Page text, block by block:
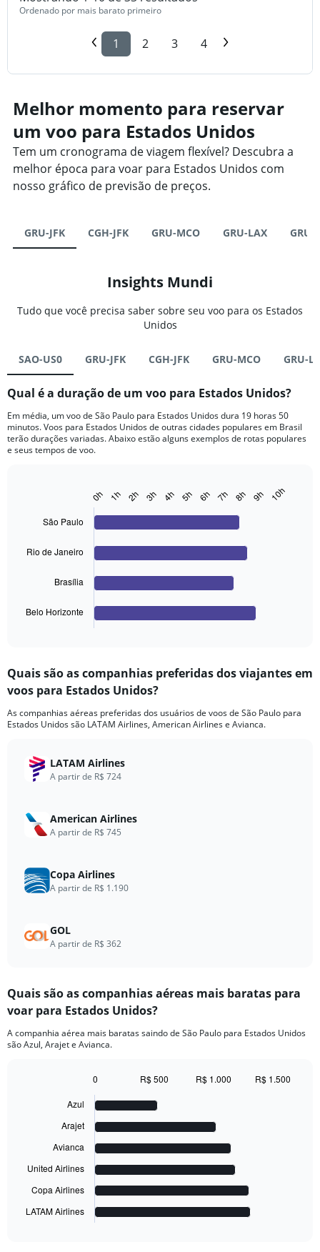
Ordenado por mais barato primeiro
1 2 3 4
Melhor momento para reservar
um voo para Estados Unidos
Tem um cronograma de viagem flexível? Descubra a
melhor época para voar para Estados Unidos com
nosso gráfico de previsão de preços.
GRU-JFK CGH-JFK GRU-MCO GRU-LAX GRU-
Insights Mundi
Tudo que você precisa saber sobre seu voo para os Estados
Unidos
SAO-US0 GRU-JFK CGH-JFK GRU-MCO GRU-
Qual é a duração de um voo para Estados Unidos?
Em média, um voo de São Paulo para Estados Unidos dura 19 horas 50
minutos. Voos para Estados Unidos de outras cidades populares em Brasil
terão durações variadas. Abaixo estão alguns exemplos de rotas populares
e seus tempos de voo.
Range:
4
The
chart
axis
values.
Range:
600.
São Paulo
Rio de Janeiro
Brasília
Belo Horizonte
0h 1h 2h 3h 4h 5h 6h 7h 8h 9h 10h
Quais são as companhias preferidas dos viajantes em
voos para Estados Unidos?
As companhias aéreas preferidas dos usuários de voos de São Paulo para
Estados Unidos são LATAM Airlines, American Airlines e Avianca.
LATAM Airlines
A partir de R$ 724
American Airlines
A partir de R$ 745
Copa Airlines
A partir de R$ 1.190
GOL
A partir de R$ 362
Quais são as companhias aéreas mais baratas para
voar para Estados Unidos?
A companhia aérea mais baratas saindo de São Paulo para Estados Unidos
são Azul, Arajet e Avianca.
The
chart
has
Azul
Arajet
Avianca
United Airlines
Copa Airlines
LATAM Airlines
0 R$ 500 R$ 1.000 R$ 1.500
End